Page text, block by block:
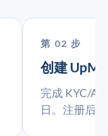
第 02 步
创建
完成 KYC/
日。注册后